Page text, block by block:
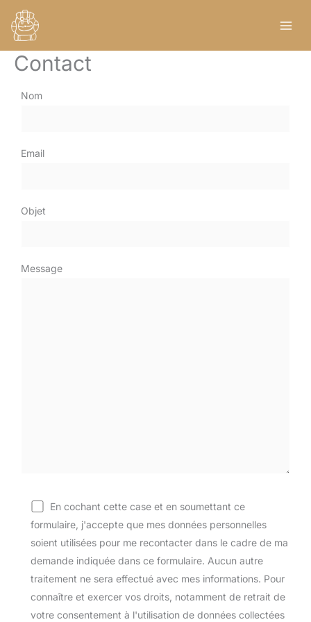
contenu
Contact
Nom
Email
Objet
Message
En cochant cette case et en soumettant ce
formulaire, j'accepte que mes données personnelles
soient utilisées pour me recontacter dans le cadre de ma
demande indiquée dans ce formulaire. Aucun autre
traitement ne sera effectué avec mes informations. Pour
connaître et exercer vos droits, notamment de retrait de
votre consentement à l'utilisation de données collectées